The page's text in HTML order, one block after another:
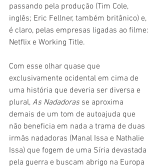
passando pela produção (Tim Cole,
inglês; Eric Fellner, também britânico) e,
é claro, pelas empresas ligadas ao filme:
Netflix e Working Title.
Com esse olhar quase que
exclusivamente ocidental em cima de
uma história que deveria ser diversa e
plural, As Nadadoras se aproxima
demais de um tom de autoajuda que
não beneficia em nada a trama de duas
irmãs nadadoras (Manal Issa e Nathalie
Issa) que fogem de uma Síria devastada
pela guerra e buscam abrigo na Europa